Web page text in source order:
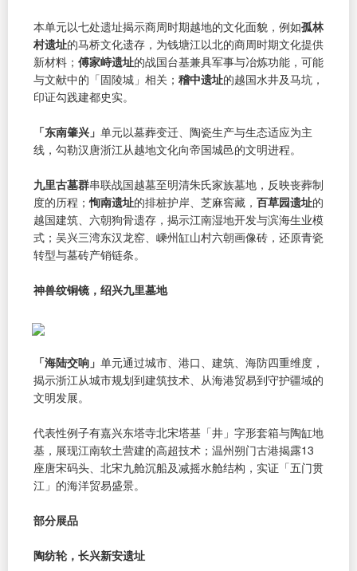
本单元以七处遗址揭示商周时期越地的文化面貌，例如孤林
村遗址的马桥文化遗存，为钱塘江以北的商周时期文化提供
新材料； 傅家峙遗址的战国台基兼具军事与冶炼功能，可能
与文献中的「固陵城」相关； 稽中遗址的越国水井及马坑，
印证勾践建都史实。
「东南肇兴」 单元以墓葬变迁、陶瓷生产与生态适应为主
线，勾勒汉唐浙江从越地文化向帝国城邑的文明进程。
九里古墓群串联战国越墓至明清朱氏家族墓地，反映丧葬制
度的历程；恂南遗址的排桩护岸、芝麻窖藏， 百草园遗址的
越国建筑、六朝狗骨遗存，揭示江南湿地开发与滨海生业模
式；吴兴三湾东汉龙窑、嵊州缸山村六朝画像砖，还原青瓷
转型与墓砖产销链条。
神兽纹铜镜，绍兴九里墓地
「海陆交响」 单元通过城市、港口、建筑、海防四重维度，
揭示浙江从城市规划到建筑技术、从海港贸易到守护疆域的
文明发展。
代表性例子有嘉兴东塔寺北宋塔基「井」字形套箱与陶缸地
基，展现江南软土营建的高超技术；温州朔门古港揭露13
座唐宋码头、北宋九舱沉船及减摇水舱结构，实证「五门贯
江」的海洋贸易盛景。
部分展品
陶纺轮，长兴新安遗址